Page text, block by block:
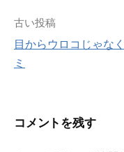
投
稿
ビ
古い投稿
目からウロコじゃな
ミ
コメントを残す